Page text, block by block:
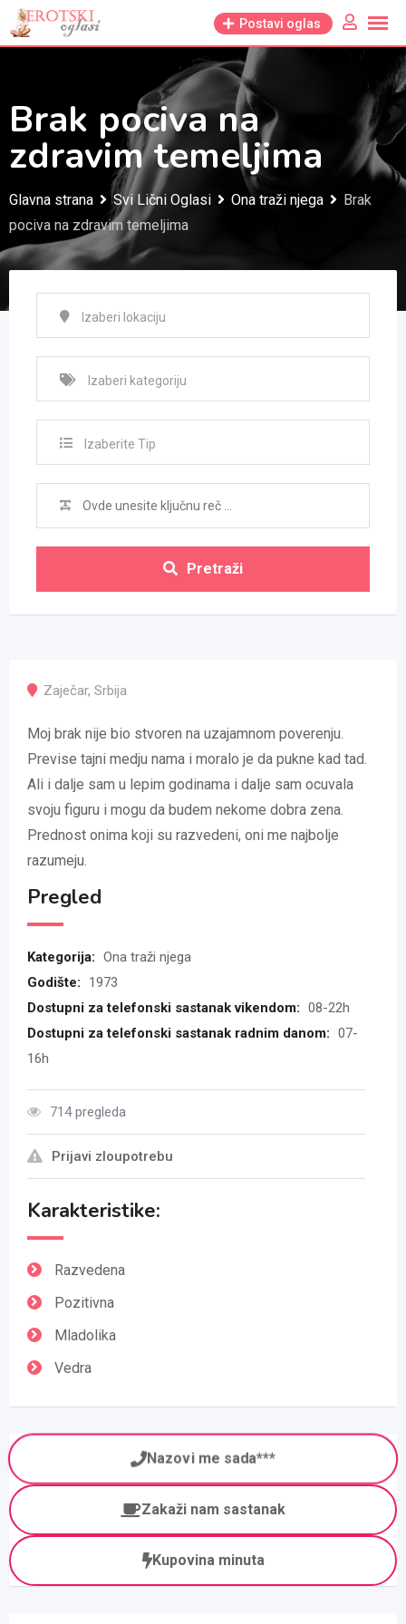
Skip
to
Postavi oglas
Brak pociva na
zdravim temeljima
Glavna strana Svi Lični Oglasi Ona traži njega
Brak
pociva na zdravim temeljima
Izaberite Tip
Pretraži
Zaječar, Srbija
Moj brak nije bio stvoren na uzajamnom poverenju.
Previse tajni medju nama i moralo je da pukne kad tad.
Ali i dalje sam u lepim godinama i dalje sam ocuvala
svoju figuru i mogu da budem nekome dobra zena.
Prednost onima koji su razvedeni, oni me najbolje
razumeju.
Pregled
Kategorija: Ona traži njega
Godište:
1973
Dostupni za telefonski sastanak vikendom: 08-22h
Dostupni za telefonski sastanak radnim danom: 07-
16h
714 pregleda
Prijavi zloupotrebu
Karakteristike:
Razvedena
Pozitivna
Mladolika
Vedra
Nazovi me sada***
Zakaži nam sastanak
Kupovina minuta